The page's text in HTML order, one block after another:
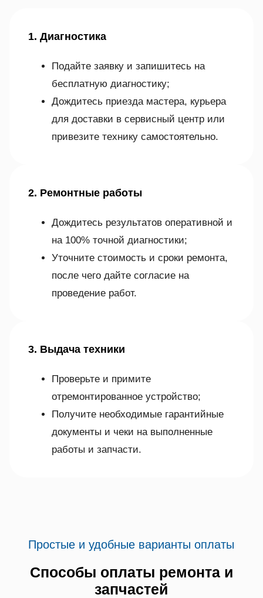
1. Диагностика
Подайте заявку и запишитесь на
бесплатную диагностику;
Дождитесь приезда мастера, курьера
для доставки в сервисный центр или
привезите технику самостоятельно.
2. Ремонтные работы
Дождитесь результатов оперативной и
на 100% точной диагностики;
Уточните стоимость и сроки ремонта,
после чего дайте согласие на
проведение работ.
3. Выдача техники
Проверьте и примите
отремонтированное устройство;
Получите необходимые гарантийные
документы и чеки на выполненные
работы и запчасти.
Простые и удобные варианты оплаты
Способы оплаты ремонта и
запчастей